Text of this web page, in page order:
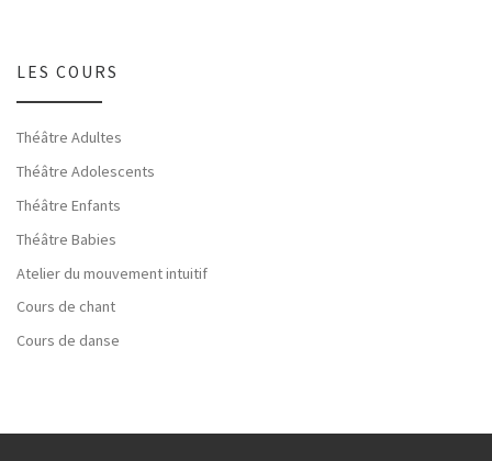
LES COURS
Théâtre Adultes
Théâtre Adolescents
Théâtre Enfants
Théâtre Babies
Atelier du mouvement intuitif
Cours de chant
Cours de danse